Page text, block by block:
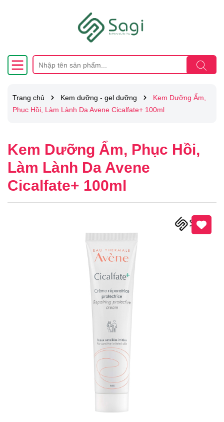
Trang chủ Kem dưỡng - gel dưỡng
Kem Dưỡng Ẩm,
Phục Hồi, Làm Lành Da Avene Cicalfate+ 100ml
Kem Dưỡng Ẩm, Phục Hồi,
Làm Lành Da Avene
Cicalfate+ 100ml
Điều kiện: